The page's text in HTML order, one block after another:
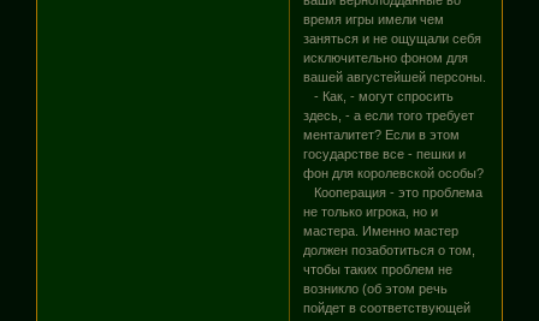
время игры имели чем
заняться и не ощущали себя
исключительно фоном для
вашей августейшей персоны.
- Как, - могут спросить
здесь, - а если того требует
менталитет? Если в этом
государстве все - пешки и
фон для королевской особы?
Кооперация - это проблема
не только игрока, но и
мастера. Именно мастер
должен позаботиться о том,
чтобы таких проблем не
возникло (об этом речь
пойдет в соответствующей